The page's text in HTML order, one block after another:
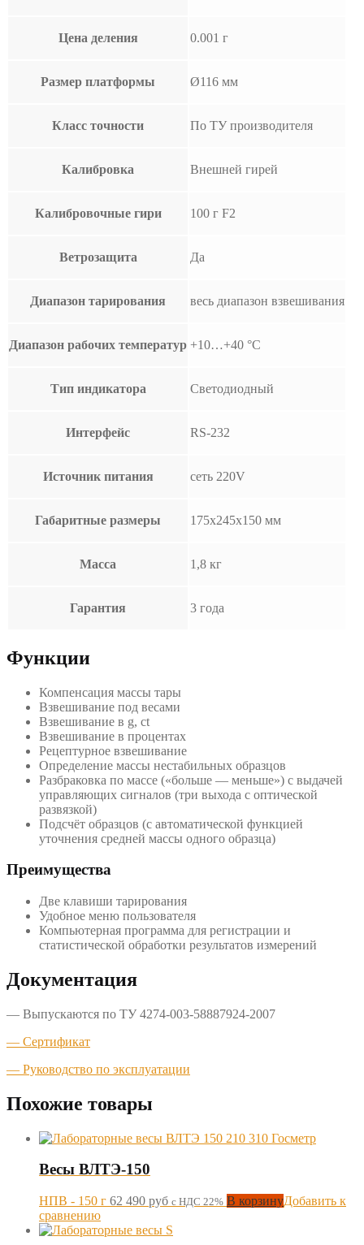
Цена деления 0.001 г
Размер платформы Ø116 мм
Класс точности По ТУ производителя
Калибровка Внешней гирей
Калибровочные гири 100 г F2
Ветрозащита Да
Диапазон тарирования весь диапазон взвешивания
Диапазон рабочих температур +10…+40 °С
Тип индикатора Светодиодный
Интерфейс RS-232
Источник питания сеть 220V
Габаритные размеры 175х245х150 мм
Масса 1,8 кг
Гарантия 3 года
Функции
Компенсация массы тары
Взвешивание под весами
Взвешивание в g, ct
Взвешивание в процентах
Рецептурное взвешивание
Определение массы нестабильных образцов
Разбраковка по массе («больше — меньше») с выдачей
управляющих сигналов (три выхода с оптической
развязкой)
Подсчёт образцов (с автоматической функцией
уточнения средней массы одного образца)
Преимущества
Две клавиши тарирования
Удобное меню пользователя
Компьютерная программа для регистрации и
статистической обработки результатов измерений
Документация
— Выпускаются по ТУ 4274-003-58887924-2007
— Сертификат
— Руководство по эксплуатации
Похожие товары
Весы ВЛТЭ-150
НПВ - 150 г 62 490 руб с НДС 22% В корзинуДобавить к
сравнению